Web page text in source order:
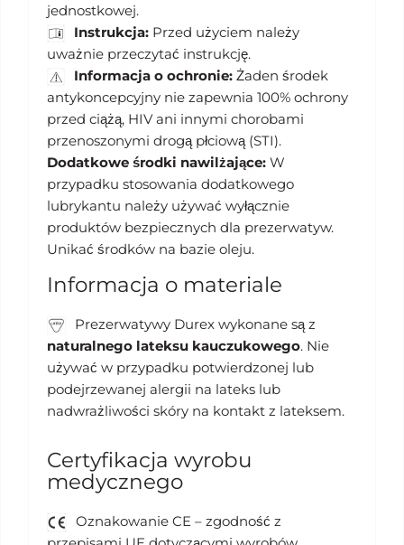
jednostkowej.
Instrukcja: Przed użyciem należy
uważnie przeczytać instrukcję.
Informacja o ochronie:Żaden środek
antykoncepcyjny nie zapewnia 100% ochrony
przed ciążą, HIV ani innymi chorobami
przenoszonymi drogą płciową (STI).
Dodatkowe środki nawilżające: W
przypadku stosowania dodatkowego
lubrykantu należy używać wyłącznie
produktów bezpiecznych dla prezerwatyw.
Unikać środków na bazie oleju.
Informacja o materiale
Prezerwatywy Durex wykonane są z
naturalnego lateksu kauczukowego. Nie
używać w przypadku potwierdzonej lub
podejrzewanej alergii na lateks lub
nadwrażliwości skóry na kontakt z lateksem.
Certyfikacja wyrobu
medycznego
Oznakowanie CE – zgodność z